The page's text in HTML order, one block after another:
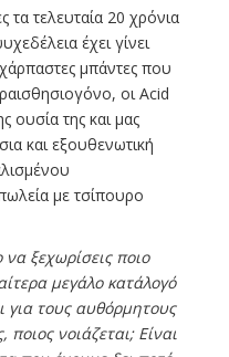
τελευταία 20 χρόνια
έχει γίνει
μπάντες που
οι Acid
ουσία της και μας
και εξουθενωτική
με τσίπουρο
να ξεχωρίσεις ποιο
μεγάλο κατάλογό
για τους αυθόρμητους
νοιάζεται; Είναι